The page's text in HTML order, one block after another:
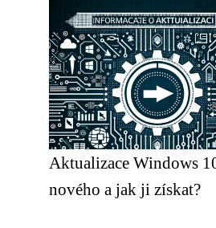
Aktualizace Windows
nového a jak ji získat?